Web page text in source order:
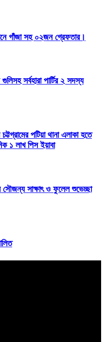
গাঁজা সহ ০২জন গ্রেফতার।
সর্বহারা পার্টির ২ সদস্য
পটিয়া থানা এলাকা হতে
১ লাখ পিস ইয়াবা
সৌজন্য সাক্ষাৎ ও ফুলেল শুভেচ্ছা